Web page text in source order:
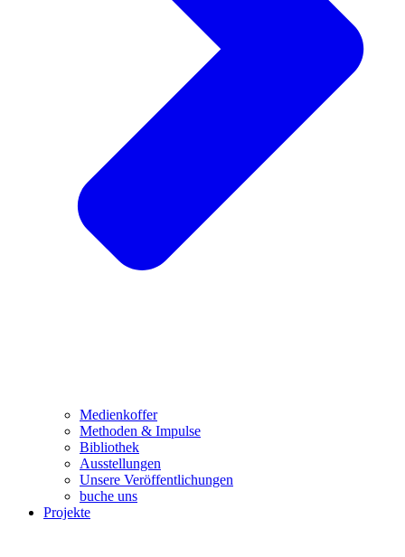
Medienkoffer
Methoden & Impulse
Bibliothek
Ausstellungen
Unsere Veröffentlichungen
buche uns
Projekte